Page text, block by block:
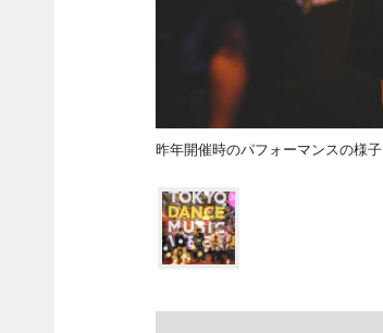
昨年開催時のパフォーマンスの様子